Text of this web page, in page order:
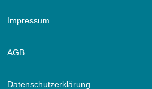
Impressum
AGB
Datenschutzerklärung